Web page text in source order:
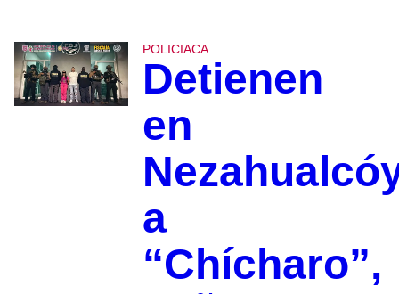
POLICIACA
Detienen
en
a
“Chícharo”,